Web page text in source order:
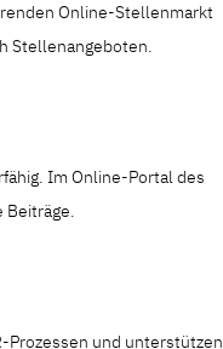
Online-Stellenmarkt
Stellenangeboten.
Im Online-Portal des
Beiträge.
Prozessen und unterstützen